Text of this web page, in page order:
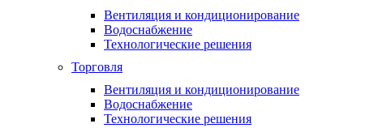
Вентиляция и кондиционирование
Водоснабжение
Технологические решения
Торговля
Вентиляция и кондиционирование
Водоснабжение
Технологические решения